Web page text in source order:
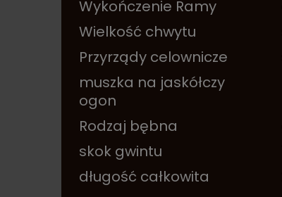
Wykończenie Ramy
Wielkość chwytu
Przyrządy celownicze
muszka na jaskółczy
ogon
Rodzaj bębna
skok gwintu
długość całkowita